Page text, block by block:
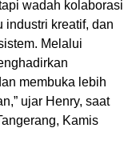
wadah kolaborasi
industri kreatif, dan
Melalui
membuka lebih
ujar Henry, saat
Kamis